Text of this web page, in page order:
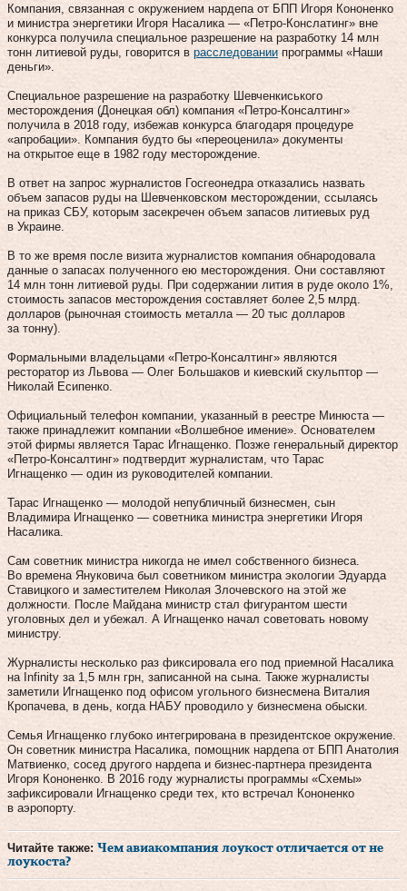
Компания, связанная с окружением нардепа от БПП Игоря Кононенко
и министра энергетики Игоря Насалика — «Петро-Конслатинг» вне
конкурса получила специальное разрешение на разработку 14 млн
тонн литиевой руды, говорится в расследовании программы «Наши
деньги».
Специальное разрешение на разработку Шевченкиського
месторождения (Донецкая обл) компания «Петро-Консалтинг»
получила в 2018 году, избежав конкурса благодаря процедуре
«апробации». Компания будто бы «переоценила» документы
на открытое еще в 1982 году месторождение.
В ответ на запрос журналистов Госгеонедра отказались назвать
объем запасов руды на Шевченковском месторождении, ссылаясь
на приказ СБУ, которым засекречен объем запасов литиевых руд
в Украине.
В то же время после визита журналистов компания обнародовала
данные о запасах полученного ею месторождения. Они составляют
14 млн тонн литиевой руды. При содержании лития в руде около 1%,
стоимость запасов месторождения составляет более 2,5 млрд.
долларов (рыночная стоимость металла — 20 тыс долларов
за тонну).
Формальными владельцами «Петро-Консалтинг» являются
ресторатор из Львова — Олег Большаков и киевский скульптор —
Николай Есипенко.
Официальный телефон компании, указанный в реестре Минюста —
также принадлежит компании «Волшебное имение». Основателем
этой фирмы является Тарас Игнащенко. Позже генеральный директор
«Петро-Консалтинг» подтвердит журналистам, что Тарас
Игнащенко — один из руководителей компании.
Тарас Игнащенко — молодой непубличный бизнесмен, сын
Владимира Игнащенко — советника министра энергетики Игоря
Насалика.
Сам советник министра никогда не имел собственного бизнеса.
Во времена Януковича был советником министра экологии Эдуарда
Ставицкого и заместителем Николая Злочевского на этой же
должности. После Майдана министр стал фигурантом шести
уголовных дел и убежал. А Игнащенко начал советовать новому
министру.
Журналисты несколько раз фиксировала его под приемной Насалика
на Infinity за 1,5 млн грн, записанной на сына. Также журналисты
заметили Игнащенко под офисом угольного бизнесмена Виталия
Кропачева, в день, когда НАБУ проводило у бизнесмена обыски.
Семья Игнащенко глубоко интегрирована в президентское окружение.
Он советник министра Насалика, помощник нардепа от БПП Анатолия
Матвиенко, сосед другого нардепа и бизнес-партнера президента
Игоря Кононенко. В 2016 году журналисты программы «Схемы»
зафиксировали Игнащенко среди тех, кто встречал Кононенко
в аэропорту.
Читайте также: Чем авиакомпания лоукост отличается от не
лоукоста?